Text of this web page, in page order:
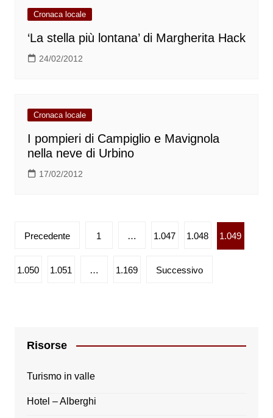
Cronaca locale
‘La stella più lontana’ di Margherita Hack
24/02/2012
Cronaca locale
I pompieri di Campiglio e Mavignola
nella neve di Urbino
17/02/2012
Paginazione
articoli
Precedente 1 … 1.047 1.048 1.049
1.050 1.051 … 1.169 Successivo
Risorse
Turismo in valle
Hotel – Alberghi